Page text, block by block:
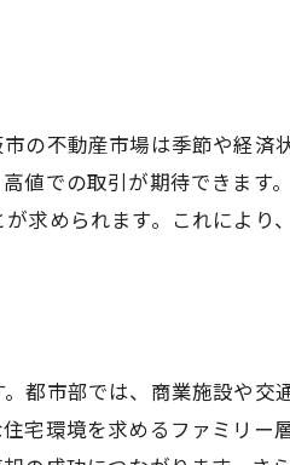
不動産市場は季節や経済
での取引が期待できます
求められます。これにより
都市部では、商業施設や交
宅環境を求めるファミリー